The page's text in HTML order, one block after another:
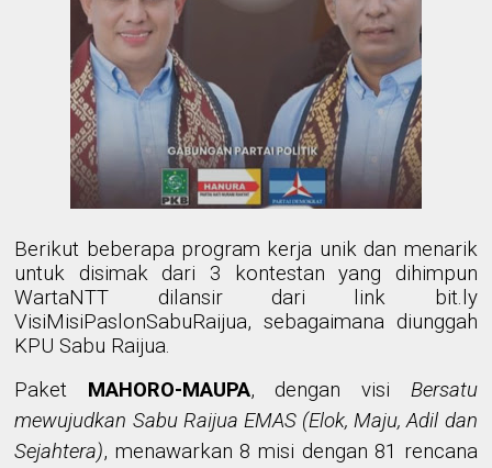
Berikut beberapa program kerja unik dan menarik
untuk disimak dari 3 kontestan yang dihimpun
WartaNTT dilansir dari link bit.ly
VisiMisiPaslonSabuRaijua, sebagaimana diunggah
KPU Sabu Raijua.
Paket MAHORO-MAUPA, dengan visi Bersatu
mewujudkan Sabu Raijua EMAS (Elok, Maju, Adil dan
Sejahtera), menawarkan 8 misi dengan 81 rencana